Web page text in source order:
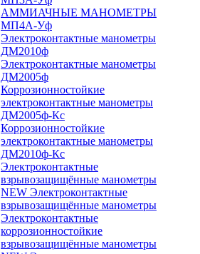
АММИАЧНЫЕ МАНОМЕТРЫ
МП4А-Уф
Электроконтактные манометры
ДМ2010ф
Электроконтактные манометры
ДМ2005ф
Коррозионностойкие
электроконтактные манометры
ДМ2005ф-Кс
Коррозионностойкие
электроконтактные манометры
ДМ2010ф-Кс
Электроконтактные
взрывозащищённые манометры
NEW Электроконтактные
взрывозащищённые манометры
Электроконтактные
коррозионностойкие
взрывозащищённые манометры